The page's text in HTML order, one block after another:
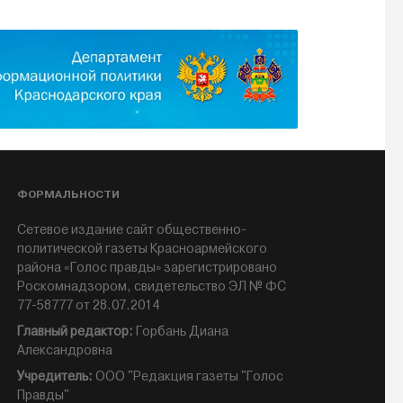
ФОРМАЛЬНОСТИ
Сетевое издание сайт общественно-
политической газеты Красноармейского
района «Голос правды» зарегистрировано
Роскомнадзором, свидетельство ЭЛ № ФС
77-58777 от 28.07.2014
Главный редактор: Горбань Диана
Александровна
Учредитель: ООО "Редакция газеты "Голос
Правды"